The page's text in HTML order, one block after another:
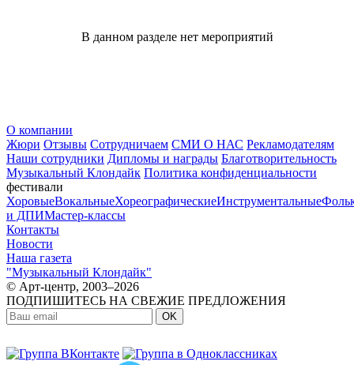
В данном разделе нет мероприятий
О компании
Жюри Отзывы Сотрудничаем СМИ О НАС Рекламодателям
Наши сотрудники Дипломы и награды Благотворительность
Музыкальный Клондайк Политика конфиденциальности
фестивали
ХоровыеВокальныеХореографическиеИнструментальные
и ДПИМастер-классы
Контакты
Новости
Наша газета
"Музыкальный Клондайк"
© Арт-центр, 2003–2026
ПОДПИШИТЕСЬ НА СВЕЖИЕ ПРЕДЛОЖЕНИЯ
OK